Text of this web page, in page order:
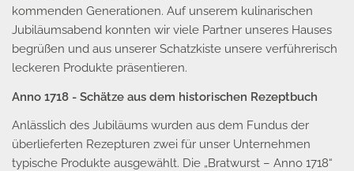
kommenden Generationen. Auf unserem kulinarischen
Jubiläumsabend konnten wir viele Partner unseres Hauses
begrüßen und aus unserer Schatzkiste unsere verführerisch
leckeren Produkte präsentieren.
Anno 1718 - Schätze aus dem historischen Rezeptbuch
Anlässlich des Jubiläums wurden aus dem Fundus der
überlieferten Rezepturen zwei für unser Unternehmen
typische Produkte ausgewählt. Die „Bratwurst – Anno 1718“